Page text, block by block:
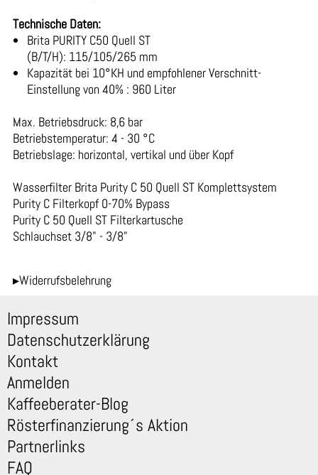
Technische Daten:
Brita PURITY C50 Quell ST
(B/T/H): 115/105/265 mm
Kapazität bei 10°KH und empfohlener Verschnitt-
Einstellung von 40% : 960 Liter
Max. Betriebsdruck: 8,6 bar
Betriebstemperatur: 4 - 30 °C
Betriebslage: horizontal, vertikal und über Kopf
Wasserfilter Brita Purity C 50 Quell ST Komplettsystem
Purity C Filterkopf 0-70% Bypass
Purity C 50 Quell ST Filterkartusche
Schlauchset 3/8" - 3/8"
▸Widerrufsbelehrung
Impressum
Datenschutzerklärung
Kontakt
Anmelden
Kaffeeberater-Blog
Rösterfinanzierung´s Aktion
Partnerlinks
FAQ